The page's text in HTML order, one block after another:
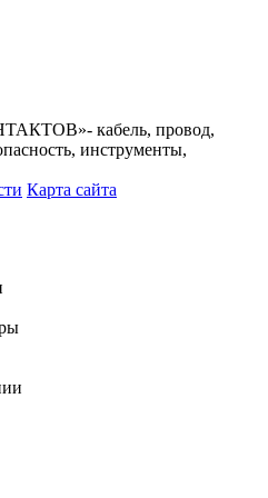
кабель, провод,
инструменты,
Карта сайта